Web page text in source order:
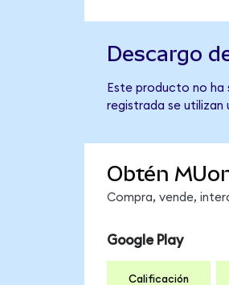
Descargo
Este producto no ha
registrada se
Obtén
Compra, vende,
Google Play
Calificación